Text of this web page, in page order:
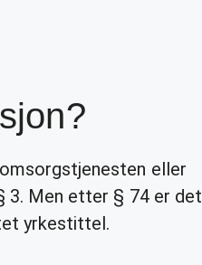
eller
3. Men etter § 74 er det
yrkestittel.